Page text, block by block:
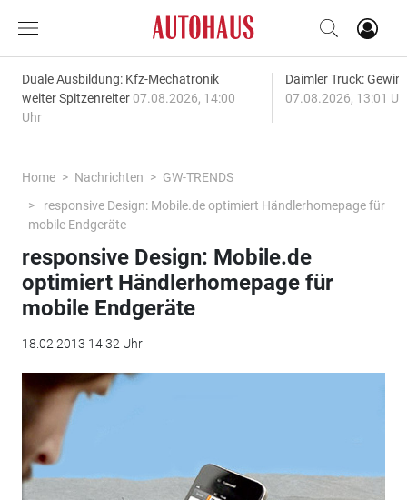
Duale Ausbildung: Kfz-Mechatronik
weiter Spitzenreiter 07.08.2026, 14:00
Uhr
Daimler Truck:
07.08.2026, 13:01
Home Nachrichten
GW-TRENDS
responsive Design: Mobile.de optimiert Händlerhomepage für
mobile Endgeräte
responsive Design: Mobile.de
optimiert Händlerhomepage für
mobile Endgeräte
18.02.2013 14:32 Uhr